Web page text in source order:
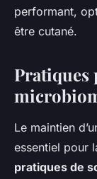
performant,
être cutané.
Le maintien
essentiel pour
pratiques de